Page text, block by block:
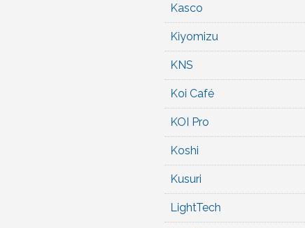
Kasco
Kiyomizu
KNS
Koi Café
KOI Pro
Koshi
Kusuri
LightTech